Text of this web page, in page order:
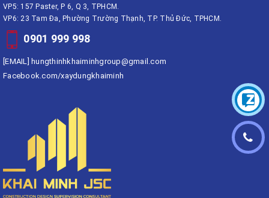
VP5: 157 Paster, P 6, Q 3, TPHCM.
VP6: 23 Tam Đa, Phường Trường Thạnh, TP. Thủ Đức, TPHCM.
0901 999 998
[EMAIL] hungthinhkhaiminhgroup@gmail.com
Facebook.com/xaydungkhaiminh